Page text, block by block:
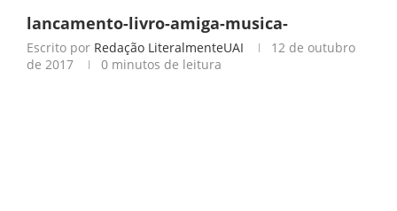
lancamento-livro-amiga-musica-
Escrito por Redação LiteralmenteUAI
12 de outubro
de 2017
0 minutos de leitura